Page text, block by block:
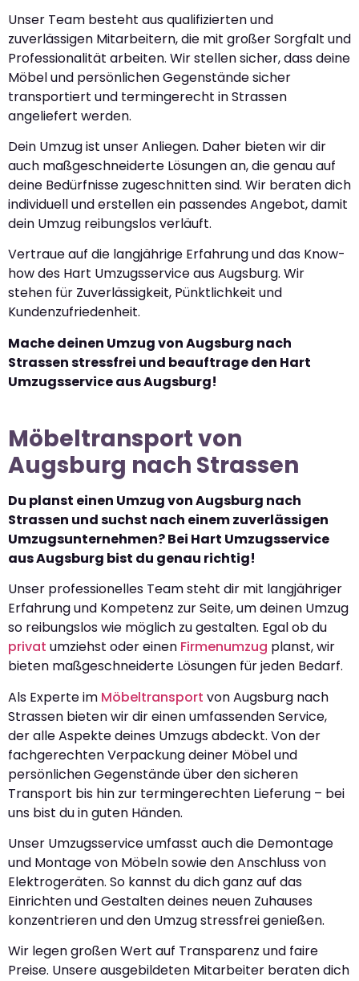
Unser Team besteht aus qualifizierten und
zuverlässigen Mitarbeitern, die mit großer Sorgfalt und
Professionalität arbeiten. Wir stellen sicher, dass deine
Möbel und persönlichen Gegenstände sicher
transportiert und termingerecht in Strassen
angeliefert werden.
Dein Umzug ist unser Anliegen. Daher bieten wir dir
auch maßgeschneiderte Lösungen an, die genau auf
deine Bedürfnisse zugeschnitten sind. Wir beraten dich
individuell und erstellen ein passendes Angebot, damit
dein Umzug reibungslos verläuft.
Vertraue auf die langjährige Erfahrung und das Know-
how des Hart Umzugsservice aus Augsburg. Wir
stehen für Zuverlässigkeit, Pünktlichkeit und
Kundenzufriedenheit.
Mache deinen Umzug von Augsburg nach
Strassen stressfrei und beauftrage den Hart
Umzugsservice aus Augsburg!
Möbeltransport von
Augsburg nach Strassen
Du planst einen Umzug von Augsburg nach
Strassen und suchst nach einem zuverlässigen
Umzugsunternehmen? Bei Hart Umzugsservice
aus Augsburg bist du genau richtig!
Unser professionelles Team steht dir mit langjähriger
Erfahrung und Kompetenz zur Seite, um deinen Umzug
so reibungslos wie möglich zu gestalten. Egal ob du
privat umziehst oder einen Firmenumzug planst, wir
bieten maßgeschneiderte Lösungen für jeden Bedarf.
Als Experte im Möbeltransport von Augsburg nach
Strassen bieten wir dir einen umfassenden Service,
der alle Aspekte deines Umzugs abdeckt. Von der
fachgerechten Verpackung deiner Möbel und
persönlichen Gegenstände über den sicheren
Transport bis hin zur termingerechten Lieferung – bei
uns bist du in guten Händen.
Unser Umzugsservice umfasst auch die Demontage
und Montage von Möbeln sowie den Anschluss von
Elektrogeräten. So kannst du dich ganz auf das
Einrichten und Gestalten deines neuen Zuhauses
konzentrieren und den Umzug stressfrei genießen.
Wir legen großen Wert auf Transparenz und faire
Preise. Unsere ausgebildeten Mitarbeiter beraten dich